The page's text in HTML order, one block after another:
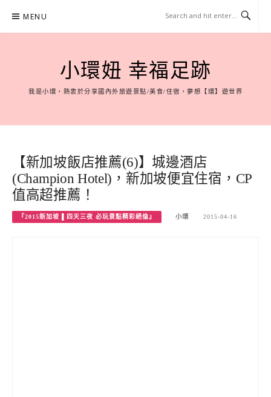
content
MENU
小環妞 幸福足跡
我是小環，熱衷於分享國內外旅遊景點/美食/住宿，夢想【環】遊世界
【新加坡飯店推薦(6)】城邊酒店
(Champion Hotel)，新加坡便宜住宿，CP
值高超推薦！
『2015新加坡 ▌四天三夜 必玩景點精彩絕倫』 小環 2015-04-16